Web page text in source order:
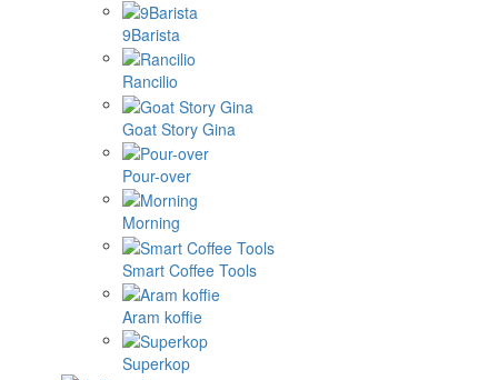
9Barista
Rancilio
Goat Story Gina
Pour-over
Morning
Smart Coffee Tools
Aram koffie
Superkop